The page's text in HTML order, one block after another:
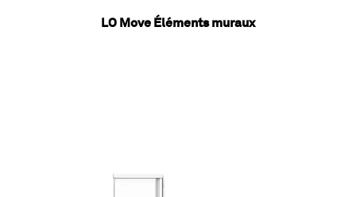
LO Move Éléments muraux